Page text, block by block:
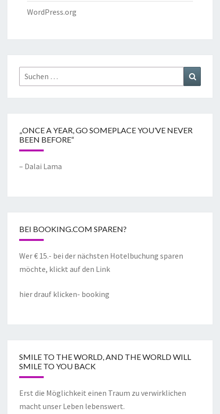
WordPress.org
„ONCE A YEAR, GO SOMEPLACE YOU’VE NEVER
BEEN BEFORE“
– Dalai Lama
BEI BOOKING.COM SPAREN?
Wer € 15.- bei der nächsten Hotelbuchung sparen
möchte, klickt auf den Link
hier drauf klicken- booking
SMILE TO THE WORLD, AND THE WORLD WILL
SMILE TO YOU BACK
Erst die Möglichkeit einen Traum zu verwirklichen
macht unser Leben lebenswert.